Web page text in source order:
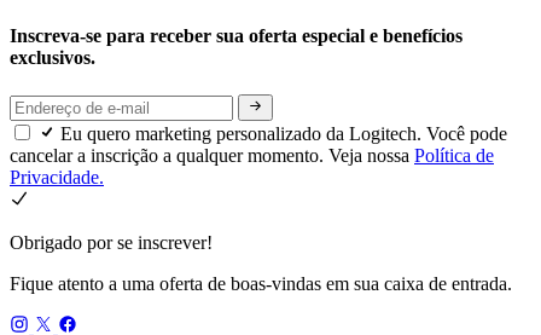
Inscreva-se para receber sua oferta especial e benefícios
exclusivos.
Eu quero marketing personalizado da Logitech. Você pode
cancelar a inscrição a qualquer momento. Veja nossa Política de
Privacidade.
Obrigado por se inscrever!
Fique atento a uma oferta de boas-vindas em sua caixa de entrada.